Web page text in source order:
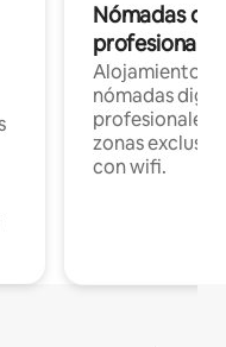
Nómadas
Alojamientos
nómadas
profesionales
zonas
con wifi.